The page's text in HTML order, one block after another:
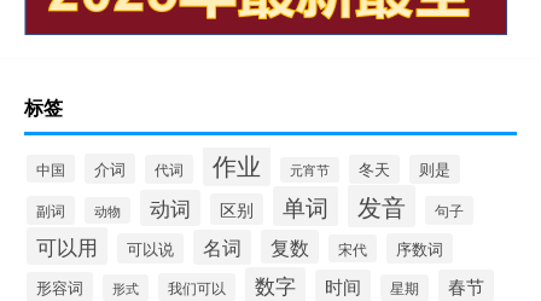
标签
中国 介词 代词 作业 元宵节 冬天
则是
副词
动物 动词 区别 单词 发音 句子
可以用 可以说 名词 复数 宋代
序数词
形容词
形式 我们可以 数字 时间 星期 春节